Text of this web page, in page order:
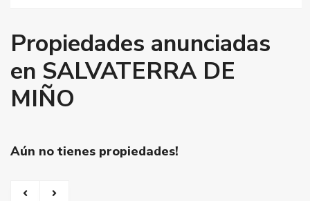
Propiedades anunciadas
en SALVATERRA DE
MIÑO
Aún no tienes propiedades!